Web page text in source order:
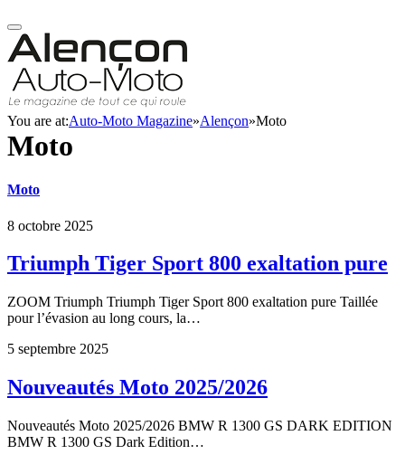
You are at:Auto-Moto Magazine»Alençon»Moto
Moto
Moto
8 octobre 2025
Triumph Tiger Sport 800 exaltation pure
ZOOM Triumph Triumph Tiger Sport 800 exaltation pure Taillée
pour l’évasion au long cours, la…
5 septembre 2025
Nouveautés Moto 2025/2026
Nouveautés Moto 2025/2026 BMW R 1300 GS DARK EDITION
BMW R 1300 GS Dark Edition…